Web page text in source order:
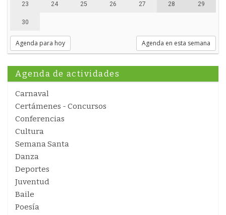
23 24 25 26 27 28 29
30
Agenda para hoy Agenda en esta semana
Agenda de actividades
Carnaval
Certámenes - Concursos
Conferencias
Cultura
Semana Santa
Danza
Deportes
Juventud
Baile
Poesía